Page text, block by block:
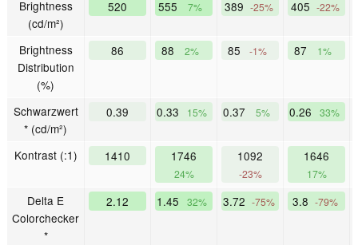
Brightness
(cd/m²)
520 555 7% 389 -25% 405 -22%
Brightness
Distribution
(%)
86 88 2% 85 -1% 87 1%
Schwarzwert
* (cd/m²)
0.39 0.33 15% 0.37 5% 0.26 33%
Kontrast (:1) 1410 1746
24%
1092
-23%
1646
17%
Delta E
Colorchecker
*
2.12 1.45 32% 3.72 -75% 3.8 -79%